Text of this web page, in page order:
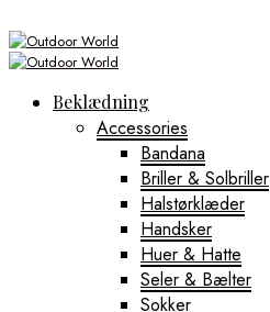
Beklædning
Accessories
Bandana
Briller & Solbriller
Halstørklæder
Handsker
Huer & Hatte
Seler & Bælter
Sokker